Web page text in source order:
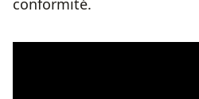
conformité.